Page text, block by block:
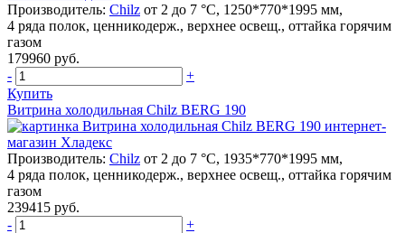
Производитель: Chilz от 2 до 7 °C, 1250*770*1995 мм,
4 ряда полок, ценникодерж., верхнее освещ., оттайка горячим
газом
179960 руб.
-
+
Купить
Витрина холодильная Chilz BERG 190
Производитель: Chilz от 2 до 7 °C, 1935*770*1995 мм,
4 ряда полок, ценникодерж., верхнее освещ., оттайка горячим
газом
239415 руб.
-
+